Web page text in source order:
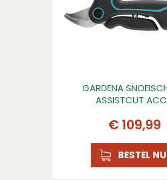
GARDENA
ASSISTCUT
€ 109,99
BESTEL NU